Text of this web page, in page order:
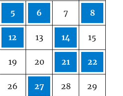
5 6 7 8
12 13 14 15
19 20 21 22
26 27 28 29